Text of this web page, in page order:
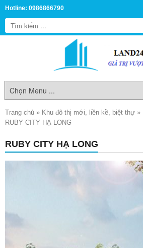
Hotline: 0986866790
Trang chủ » Khu đô thị mới, liền kề, biệt thự »
RUBY CITY HẠ LONG
RUBY CITY HẠ LONG